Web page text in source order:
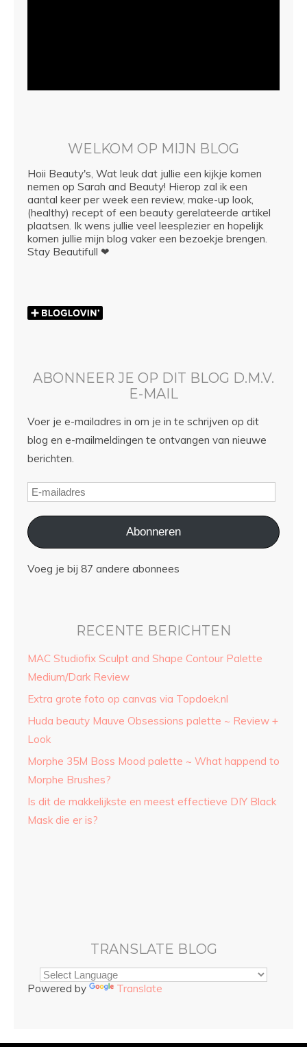
WELKOM OP MIJN BLOG
Hoii Beauty's, Wat leuk dat jullie een kijkje komen
nemen op Sarah and Beauty! Hierop zal ik een
aantal keer per week een review, make-up look,
(healthy) recept of een beauty gerelateerde artikel
plaatsen. Ik wens jullie veel leesplezier en hopelijk
komen jullie mijn blog vaker een bezoekje brengen.
Stay Beautifull ❤
ABONNEER JE OP DIT BLOG D.M.V.
E-MAIL
Voer je e-mailadres in om je in te schrijven op dit
blog en e-mailmeldingen te ontvangen van nieuwe
berichten.
Abonneren
Voeg je bij 87 andere abonnees
RECENTE BERICHTEN
MAC Studiofix Sculpt and Shape Contour Palette
Medium/Dark Review
Extra grote foto op canvas via Topdoek.nl
Huda beauty Mauve Obsessions palette ~ Review +
Look
Morphe 35M Boss Mood palette ~ What happend to
Morphe Brushes?
Is dit de makkelijkste en meest effectieve DIY Black
Mask die er is?
TRANSLATE BLOG
Powered by Translate